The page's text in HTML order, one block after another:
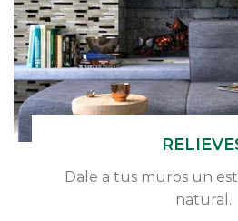
Dale a tus muros un
natural.